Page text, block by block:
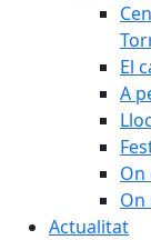
El
A
On
Actualitat